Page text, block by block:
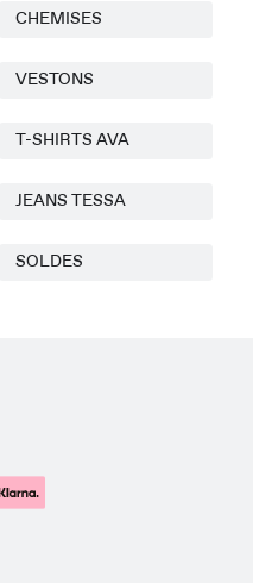
CHEMISES
VESTONS
T-SHIRTS AVA
JEANS TESSA
SOLDES